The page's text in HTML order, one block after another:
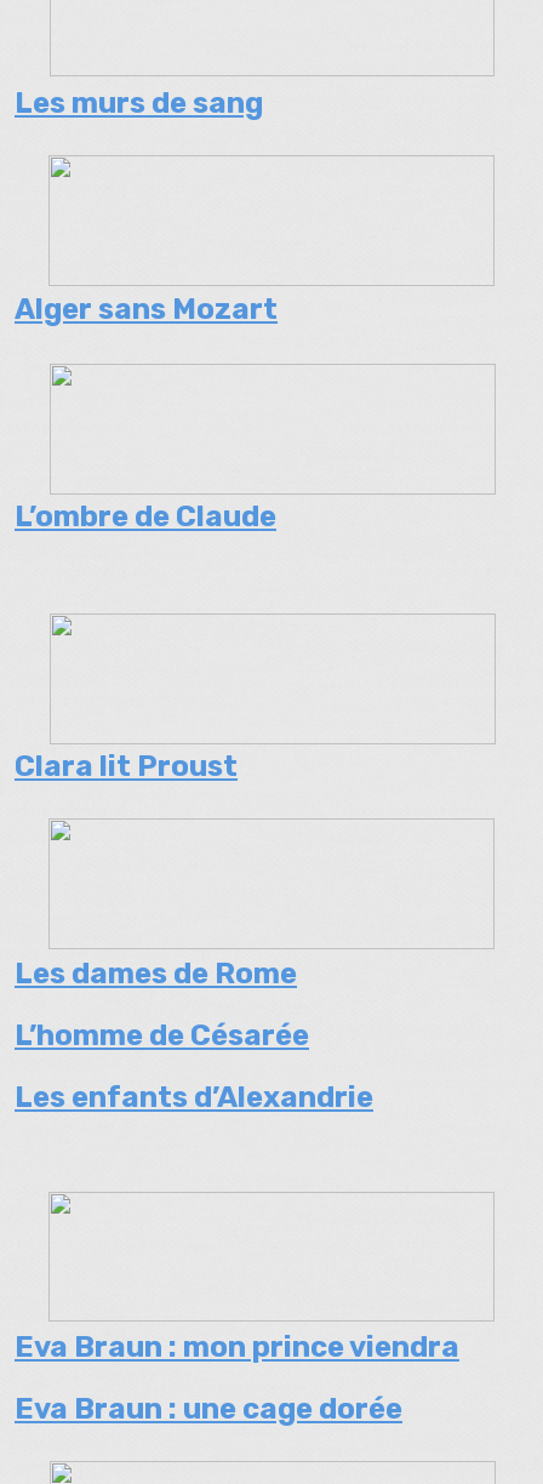
Les murs de sang
Alger sans Mozart
L’ombre de Claude
Clara lit Proust
Les dames de Rome
L’homme de Césarée
Les enfants d’Alexandrie
Eva Braun : mon prince viendra
Eva Braun : une cage dorée